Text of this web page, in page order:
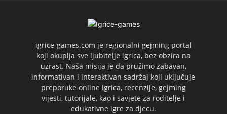
igrice-games.com je regionalni gejming portal
koji okuplja sve ljubitelje igrica, bez obzira na
uzrast. Naša misija je da pružimo zabavan,
informativan i interaktivan sadržaj koji uključuje
preporuke online igrica, recenzije, gejming
vijesti, tutorijale, kao i savjete za roditelje i
edukativne igre za djecu.